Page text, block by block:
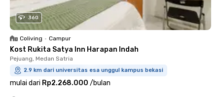
360
Coliving • Campur
Kost Rukita Satya Inn Harapan Indah
Pejuang, Medan Satria
2.9 km dari universitas esa unggul kampus bekasi
mulai dari Rp2.268.000 /bulan